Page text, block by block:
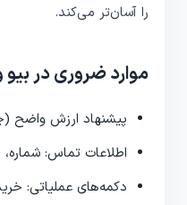
را آسان‌تر می‌کند.
موارد ضروری در
پیشنهاد ارزش
اطلاعات تماس:
دکمه‌های عملیاتی: